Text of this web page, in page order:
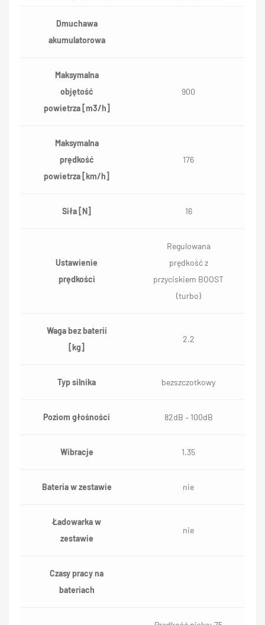
Dmuchawa
akumulatorowa
Maksymalna
objętość
powietrza [m3/h]
900
Maksymalna
prędkość
powietrza [km/h]
176
Siła [N] 16
Ustawienie
prędkości
Regulowana
prędkość z
przyciskiem BOOST
(turbo)
Waga bez baterii
[kg]
2.2
Typ silnika bezszczotkowy
Poziom głośności 82dB – 100dB
Wibracje 1.35
Bateria w zestawie nie
Ładowarka w
zestawie
nie
Czasy pracy na
bateriach